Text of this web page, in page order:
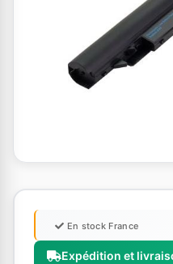
Expédition et
En stock France